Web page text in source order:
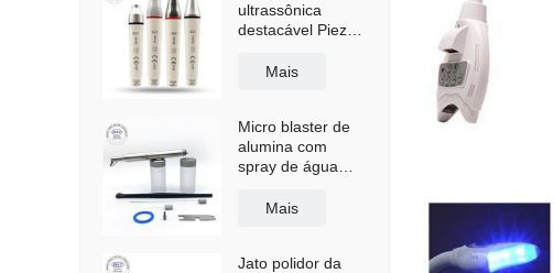
ultrassônica
destacável Piezo
ScalerMais
Micro blaster de
alumina com
spray de água
Mais
Jato polidor da